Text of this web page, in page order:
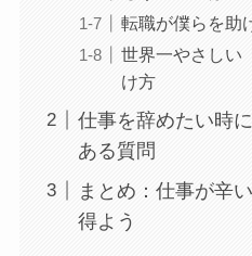
転職が僕らを助
世界一やさしい
け方
仕事を辞めたい時
ある質問
まとめ：仕事が辛
得よう